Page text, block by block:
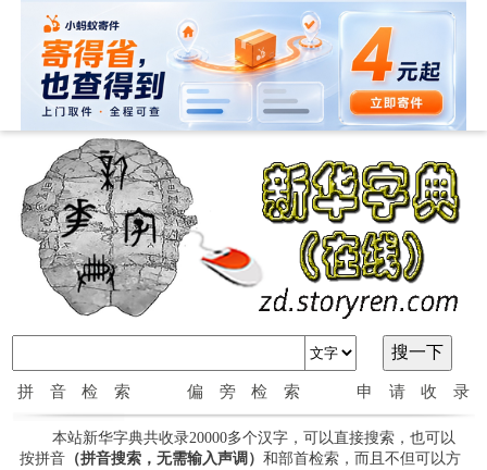
拼音检索 偏旁检索 申请收录
本站新华字典共收录20000多个汉字，可以直接搜索，也可以
按拼音（拼音搜索，无需输入声调） 和部首检索，而且不但可以方